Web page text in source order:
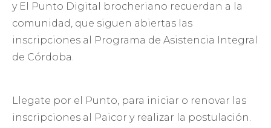
y El Punto Digital brocheriano recuerdan a la
comunidad, que siguen abiertas las
inscripciones al Programa de Asistencia Integral
de Córdoba.
Llegate por el Punto, para iniciar o renovar las
inscripciones al Paicor y realizar la postulación.